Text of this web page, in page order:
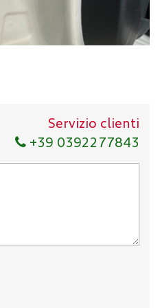
Servizio clienti
+39 0392277843